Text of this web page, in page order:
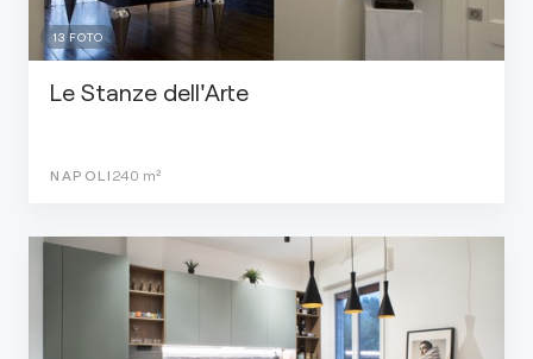
13FOTO
Le Stanze dell'Arte
NAPOLI 240 m²